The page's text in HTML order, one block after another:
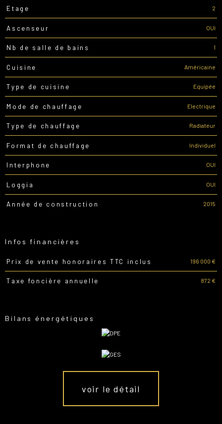
Etage 2
Ascenseur OUI
Nb de salle de bains 1
Cuisine Américaine
Type de cuisine Equipée
Mode de chauffage Electrique
Type de chauffage Radiateur
Format de chauffage Individuel
Interphone OUI
Loggia OUI
Année de construction 2015
Infos financières
Caractéristiques Valeurs
Prix de vente honoraires TTC inclus 196 000 €
Taxe foncière annuelle 872 €
Bilans énergétiques
voir le détail